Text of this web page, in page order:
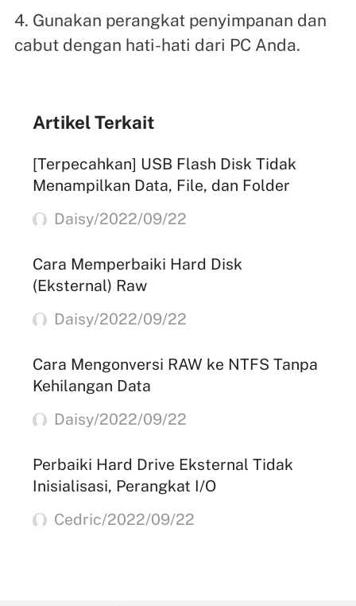
4. Gunakan perangkat penyimpanan dan
cabut dengan hati-hati dari PC Anda.
Artikel Terkait
[Terpecahkan] USB Flash Disk Tidak
Menampilkan Data, File, dan Folder
Daisy/2022/09/22
Cara Memperbaiki Hard Disk
(Eksternal) Raw
Daisy/2022/09/22
Cara Mengonversi RAW ke NTFS Tanpa
Kehilangan Data
Daisy/2022/09/22
Perbaiki Hard Drive Eksternal Tidak
Inisialisasi, Perangkat I/O
Cedric/2022/09/22